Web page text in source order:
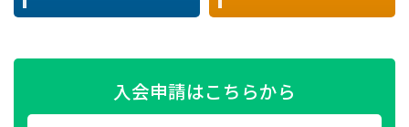
入会申請はこちらから